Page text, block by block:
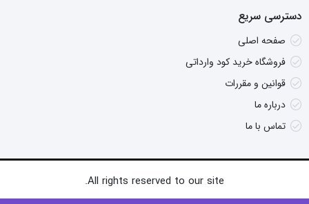
دسترسی سریع
صفحه اصلی
فروشگاه خرید کود وارداتی
قوانین و مقررات
درباره ما
تماس با ما
All rights reserved to our site.